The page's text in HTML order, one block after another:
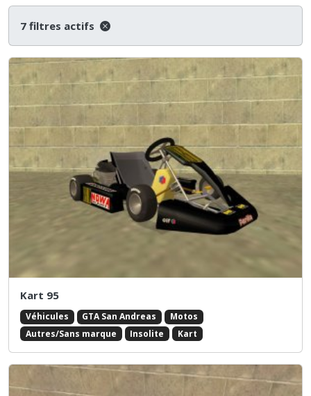
7 filtres actifs
Kart 95
Véhicules GTA San Andreas
Motos
Autres/Sans marque
Insolite Kart